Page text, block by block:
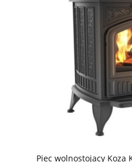
Piec wolnostojacy Koza